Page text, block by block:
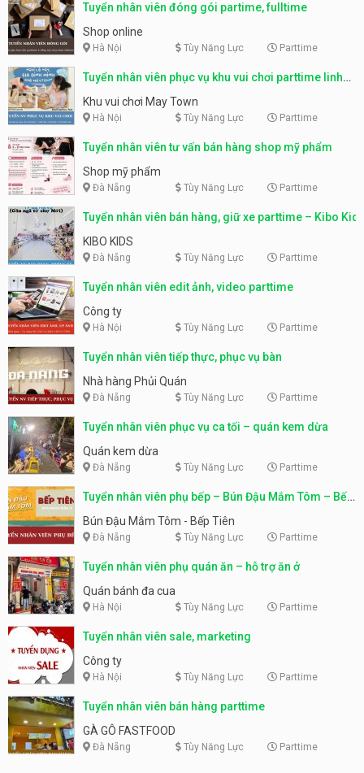
Tuyển nhân viên đóng gói partime, fulltime
Shop online
Hà Nội Tùy Năng Lực Parttime
Tuyển nhân viên phục vụ khu vui chơi parttime linh
động
Khu vui chơi May Town
Hà Nội Tùy Năng Lực Parttime
Tuyển nhân viên tư vấn bán hàng shop mỹ phẩm
Shop mỹ phẩm
Đà Nẵng Tùy Năng Lực Parttime
Tuyển nhân viên bán hàng, giữ xe parttime – Kibo Kid
KIBO KIDS
Đà Nẵng Tùy Năng Lực Parttime
Tuyển nhân viên edit ảnh, video parttime
Công ty
Hà Nội Tùy Năng Lực Parttime
Tuyển nhân viên tiếp thực, phục vụ bàn
Nhà hàng Phủi Quán
Đà Nẵng Tùy Năng Lực Parttime
Tuyển nhân viên phục vụ ca tối – quán kem dừa
Quán kem dừa
Đà Nẵng Tùy Năng Lực Parttime
Tuyển nhân viên phụ bếp – Bún Đậu Mắm Tôm – Bếp
Tiên
Bún Đậu Mắm Tôm - Bếp Tiên
Đà Nẵng Tùy Năng Lực Parttime
Tuyển nhân viên phụ quán ăn – hỗ trợ ăn ở
Quán bánh đa cua
Hà Nội Tùy Năng Lực Parttime
Tuyển nhân viên sale, marketing
Công ty
Hà Nội Tùy Năng Lực Parttime
Tuyển nhân viên bán hàng parttime
GÀ GÔ FASTFOOD
Đà Nẵng Tùy Năng Lực Parttime